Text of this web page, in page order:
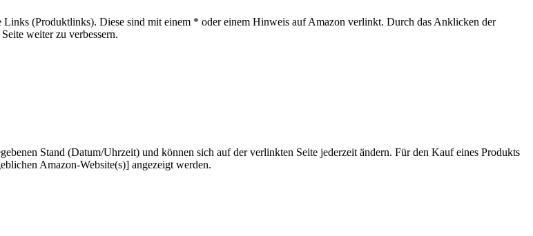
(Produktlinks). Diese sind mit einem * oder einem Hinweis auf Amazon verlinkt. Durch das Anklicken der
weiter zu verbessern.
Stand (Datum/Uhrzeit) und können sich auf der verlinkten Seite jederzeit ändern. Für den Kauf eines Produkts
Amazon-Website(s)] angezeigt werden.